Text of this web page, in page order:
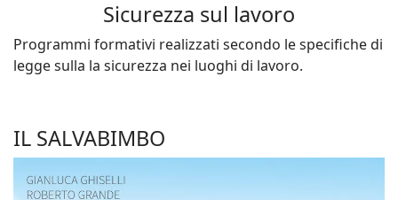
Sicurezza sul lavoro
Programmi formativi realizzati secondo le specifiche di
legge sulla la sicurezza nei luoghi di lavoro.
IL SALVABIMBO